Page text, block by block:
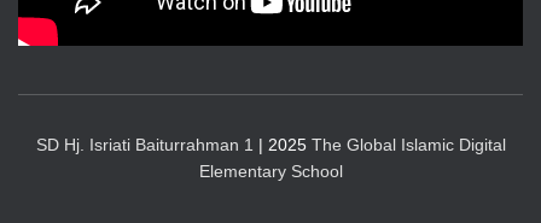
SD Hj. Isriati Baiturrahman 1 | 2025 The Global Islamic Digital
Elementary School